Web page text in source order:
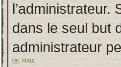
dans le seul but
administrateur
Haut